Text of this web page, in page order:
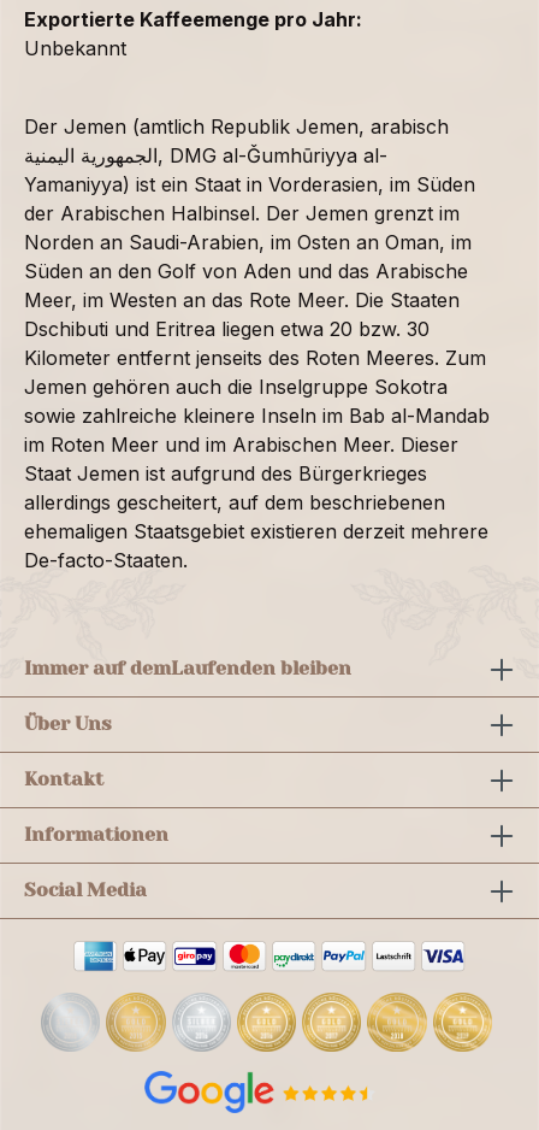
Exportierte Kaffeemenge pro Jahr:
Unbekannt
Der Jemen (amtlich Republik Jemen, arabisch
الجمهورية اليمنية, DMG al-Ǧumhūriyya al-
Yamaniyya) ist ein Staat in Vorderasien, im Süden
der Arabischen Halbinsel. Der Jemen grenzt im
Norden an Saudi-Arabien, im Osten an Oman, im
Süden an den Golf von Aden und das Arabische
Meer, im Westen an das Rote Meer. Die Staaten
Dschibuti und Eritrea liegen etwa 20 bzw. 30
Kilometer entfernt jenseits des Roten Meeres. Zum
Jemen gehören auch die Inselgruppe Sokotra
sowie zahlreiche kleinere Inseln im Bab al-Mandab
im Roten Meer und im Arabischen Meer. Dieser
Staat Jemen ist aufgrund des Bürgerkrieges
allerdings gescheitert, auf dem beschriebenen
ehemaligen Staatsgebiet existieren derzeit mehrere
De-facto-Staaten.
Immer auf demLaufenden bleiben
Über Uns
Kontakt
Informationen
Social Media